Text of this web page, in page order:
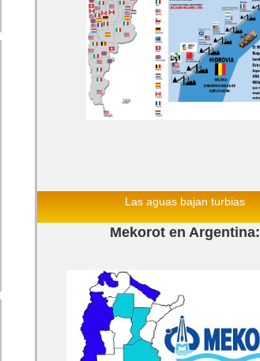
Las aguas bajan turbias
Mekorot en Argentina: